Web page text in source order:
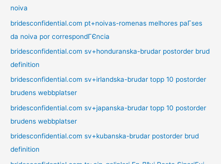
noiva
bridesconfidential.com pt+noivas-romenas melhores paГ­ses
da noiva por correspondГЄncia
bridesconfidential.com sv+honduranska-brudar postorder brud
definition
bridesconfidential.com sv+irlandska-brudar topp 10 postorder
brudens webbplatser
bridesconfidential.com sv+japanska-brudar topp 10 postorder
brudens webbplatser
bridesconfidential.com sv+kubanska-brudar postorder brud
definition